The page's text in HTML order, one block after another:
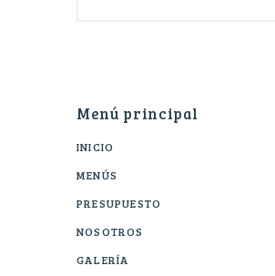
Menú principal
INICIO
MENÚS
PRESUPUESTO
NOSOTROS
GALERÍA